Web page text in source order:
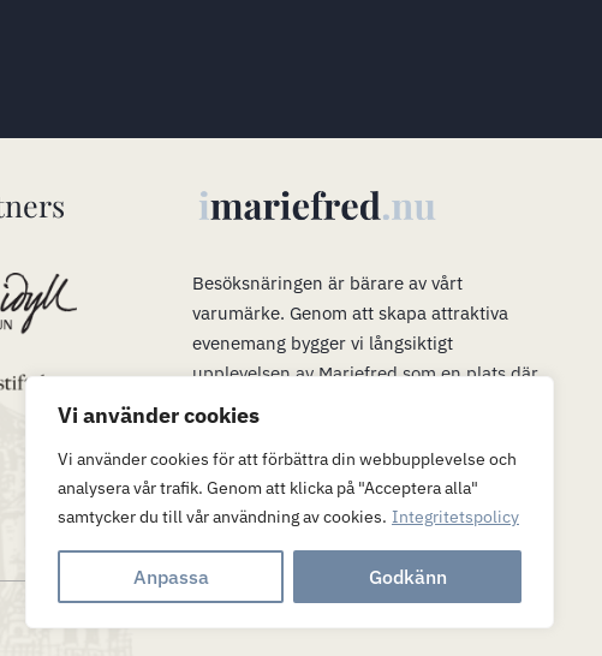
Vi använder cookies
Vi använder cookies för att förbättra din webbupplevelse och
analysera vår trafik. Genom att klicka på "Acceptera alla"
samtycker du till vår användning av cookies. Integritetspolicy
Anpassa Godkänn
Besöksnäringen är bärare av vårt
varumärke. Genom att skapa attraktiva
evenemang bygger vi långsiktigt
upplevelsen av Mariefred som en plats där
man vill bo, verka och leva. Våra evenemang
besök. När många är i Mariefred kan vi
passa på att marknadsföra möjligheterna att
flytta hit och (eller) verka här.